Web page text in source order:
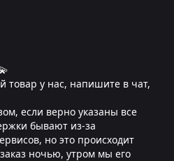
у нас, напишите в чат,
если верно указаны все
бывают из-за
но это происходит
ночью, утром мы его